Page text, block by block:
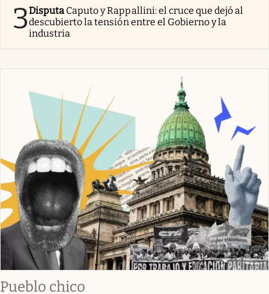
3Disputa Caputo y Rappallini: el cruce que dejó al
descubierto la tensión entre el Gobierno y la
industria
Pueblo chico